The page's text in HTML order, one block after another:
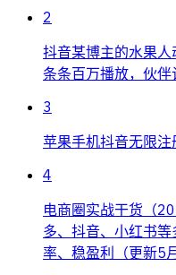
2
抖音某博主的水果人
条条百万播放，伙
3
苹果手机抖音无限
4
电商圈实战干货（
多、抖音、小红书
率、稳盈利（更新5